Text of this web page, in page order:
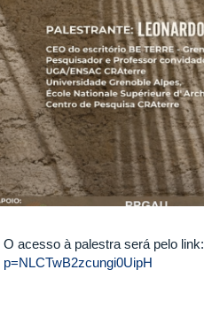
O acesso à palestra será pelo link:
p=NLCTwB2zcungi0UipH